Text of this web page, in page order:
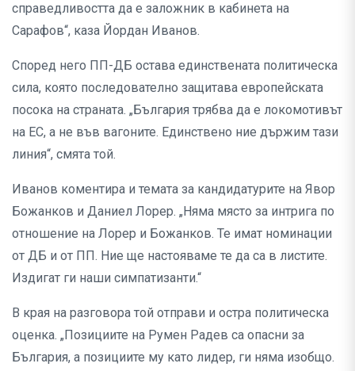
справедливостта да е заложник в кабинета на
Сарафов“, каза Йордан Иванов.
Според него ПП-ДБ остава единствената политическа
сила, която последователно защитава европейската
посока на страната. „България трябва да е локомотивът
на ЕС, а не във вагоните. Единствено ние държим тази
линия“, смята той.
Иванов коментира и темата за кандидатурите на Явор
Божанков и Даниел Лорер. „Няма място за интрига по
отношение на Лорер и Божанков. Те имат номинации
от ДБ и от ПП. Ние ще настояваме те да са в листите.
Издигат ги наши симпатизанти.“
В края на разговора той отправи и остра политическа
оценка. „Позициите на Румен Радев са опасни за
България, а позициите му като лидер, ги няма изобщо.